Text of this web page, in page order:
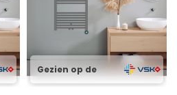
Gezien op de